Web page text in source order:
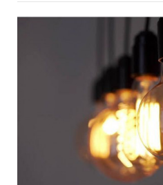
Ռուսաստանի և Իրանի
Երգչուհի Բեյոնսեն ​​4
ներկայացրել